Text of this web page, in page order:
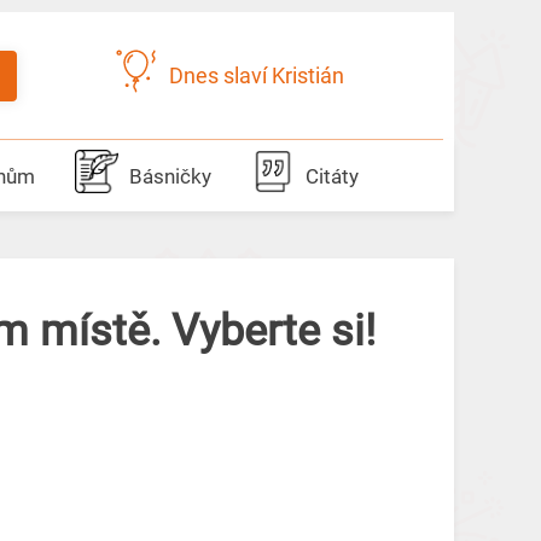
Dnes slaví Kristián
Básničky Citáty
místě. Vyberte si!